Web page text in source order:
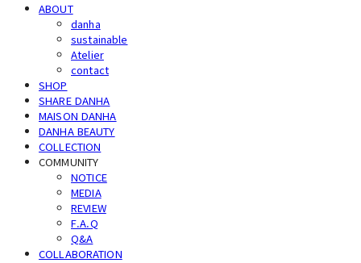
ABOUT
danha
sustainable
Atelier
contact
SHOP
SHARE DANHA
MAISON DANHA
DANHA BEAUTY
COLLECTION
COMMUNITY
NOTICE
MEDIA
REVIEW
F.A.Q
Q&A
COLLABORATION